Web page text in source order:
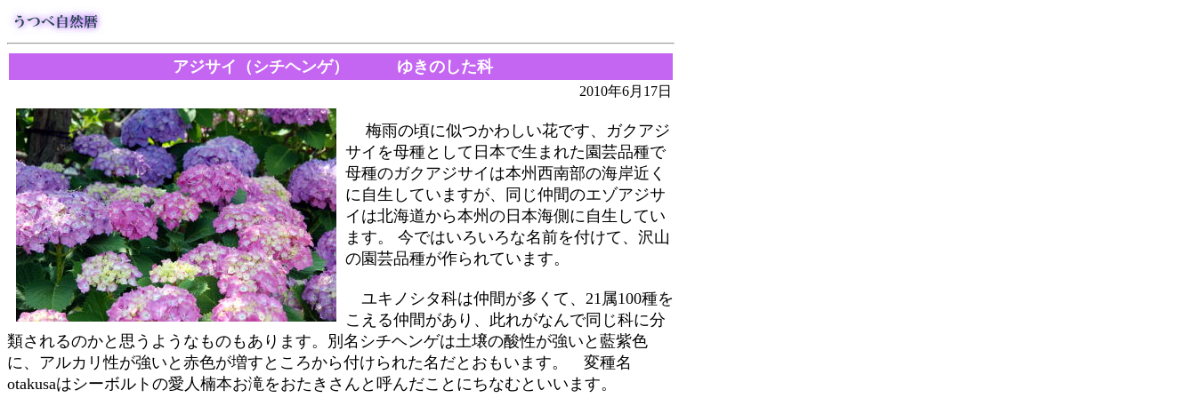
アジサイ（シチヘンゲ） ゆきのした科
2010年6月17日
梅雨の頃に似つかわしい花です、ガクアジ
サイを母種として日本で生まれた園芸品種で
母種のガクアジサイは本州西南部の海岸近く
に自生していますが、同じ仲間のエゾアジサ
イは北海道から本州の日本海側に自生してい
ます。 今ではいろいろな名前を付けて、沢山
の園芸品種が作られています。
ユキノシタ科は仲間が多くて、21属100種を
こえる仲間があり、此れがなんで同じ科に分
類されるのかと思うようなものもあります。別名シチヘンゲは土壌の酸性が強いと藍紫色
に、アルカリ性が強いと赤色が増すところから付けられた名だとおもいます。 変種名
otakusaはシーボルトの愛人楠本お滝をおたきさんと呼んだことにちなむといいます。